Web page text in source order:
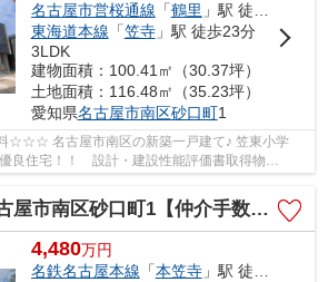
名古屋市営桜通線 「鶴里 」駅 徒歩18分
東海道本線 「笠寺」駅 徒歩23分
3LDK
建物面積：100.41㎡（30.37坪）
土地面積：116.48㎡（35.23坪）
愛知県名古屋市南区砂口町1
名古屋市南区の新築一戸建て♪ 笠東小学
良住宅！！ 設計・建設性能評価書取得物
市南区砂口町1【仲介手数料無料】新築一戸建て
4,480万円
名鉄名古屋本線 「本笠寺」駅 徒歩14分